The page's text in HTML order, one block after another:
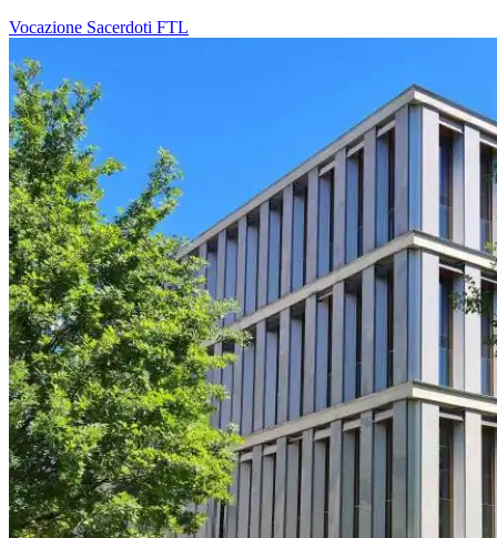
Vocazione Sacerdoti FTL